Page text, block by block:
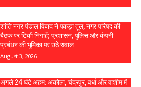
शांति नगर पंडाल विवाद ने पकड़ा तूल, नगर परिषद की
बैठक पर टिकीं निगाहें; प्रशासन, पुलिस और कंपनी
प्रबंधन की भूमिका पर उठे सवाल
August 3, 2026
अगले 24 घंटे अहम: अकोला, चंद्रपुर, वर्धा और वाशीम में